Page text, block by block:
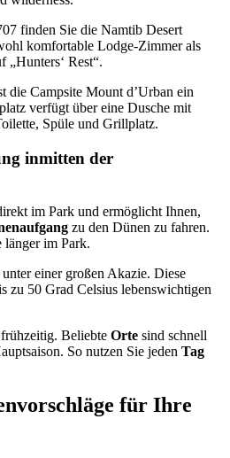
finden Sie die Namtib Desert
komfortable Lodge-Zimmer als
„Hunters‘ Rest“.
die Campsite Mount d’Urban ein
verfügt über eine Dusche mit
Spüle und Grillplatz.
inmitten der
im Park und ermöglicht Ihnen,
zu den Dünen zu fahren.
länger im Park.
einer großen Akazie. Diese
zu 50 Grad Celsius lebenswichtigen
frühzeitig. Beliebte Orte sind schnell
So nutzen Sie jeden Tag
für Ihre